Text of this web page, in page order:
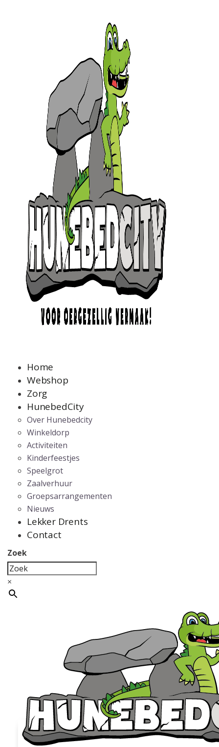
Home
Webshop
Zorg
HunebedCity
Over Hunebedcity
Winkeldorp
Activiteiten
Kinderfeestjes
Speelgrot
Zaalverhuur
Groepsarrangementen
Nieuws
Lekker Drents
Contact
Zoek
×